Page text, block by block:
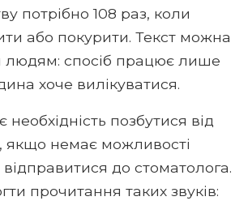
потрібно 108 раз, коли
або покурити. Текст можна
людям: спосіб працює лише
хоче вилікуватися.
позбутися від
якщо немає можливості
до стоматолога.
прочитання таких звуків: